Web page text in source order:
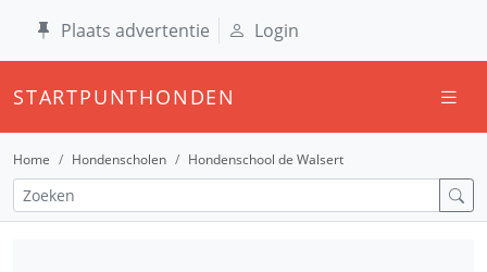
Plaats advertentie Login
STARTPUNTHONDEN
Home Hondenscholen Hondenschool de Walsert